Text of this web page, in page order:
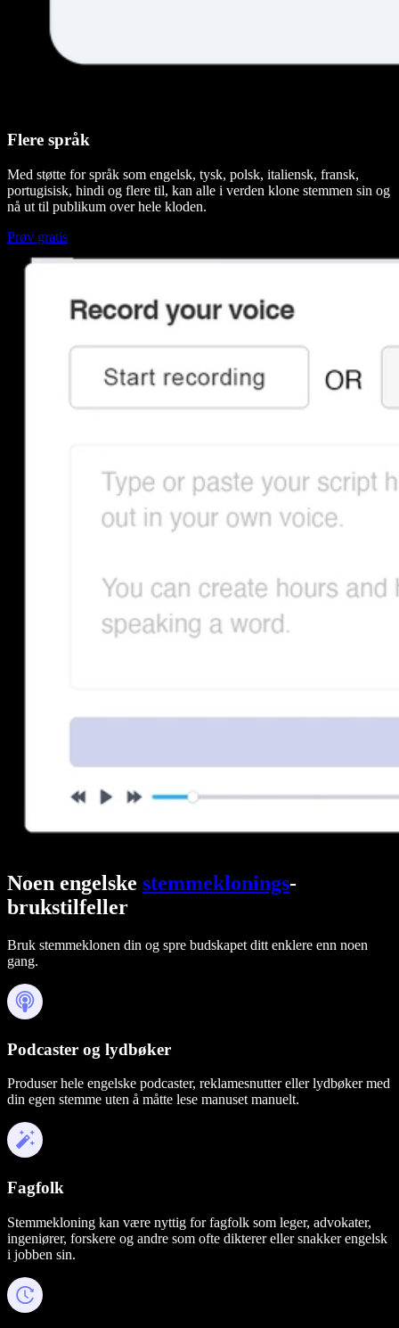
Flere språk
Med støtte for språk som engelsk, tysk, polsk, italiensk, fransk,
portugisisk, hindi og flere til, kan alle i verden klone stemmen sin og
nå ut til publikum over hele kloden.
Prøv gratis
Noen engelske stemmeklonings-
brukstilfeller
Bruk stemmeklonen din og spre budskapet ditt enklere enn noen
gang.
Podcaster og lydbøker
Produser hele engelske podcaster, reklamesnutter eller lydbøker med
din egen stemme uten å måtte lese manuset manuelt.
Fagfolk
Stemmekloning kan være nyttig for fagfolk som leger, advokater,
ingeniører, forskere og andre som ofte dikterer eller snakker engelsk
i jobben sin.